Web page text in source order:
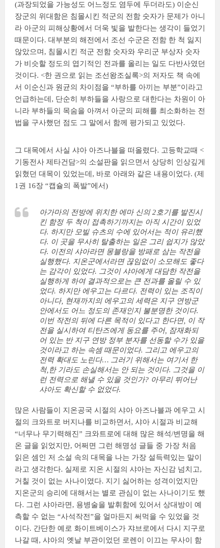
(과장되었을 가능성도 어느정도 염두에 두더라도) 이순신
장군의 위대함은 침몰시킨 적군의 전함 숫자가 문제가 아니
라 아군의 피해상황에서 더욱 빛을 발한다는 생각이 들었기
때문이다. 대부분의 해전에서 조선 수군은 전함 한 척 잃지
않았으며, 침몰시킨 적군 전함 숫자와 우리군 부상자 숫자
가 비슷할 정도의 엽기적인 전과를 올리는 일도 다반사였던
것이다. <한 권으로 읽는 조선왕조실록>의 저자도 책 속에
서 이순신과 원균의 차이점을 “부하를 아끼는 부분”이라고
언급하는데, 단순히 부하들을 사랑으로 대한다는 차원이 아
니라 부하들의 목숨을 아껴서 아군의 피해를 최소화하는 전
법을 구사했던 점도 그 말에서 함께 평가되고 있었다.
그 대목에서 사실 샤아 아즈나블을 떠올렸다. 고등학교때 <
기동전사 제타건담>의 소설판을 읽으면서 상당히 인상깊게
읽혔던 대목이 있었는데, 바로 아래와 같은 내용이었다. (제
1권 16장 “캡슐의 폭발”에서)
아가마의 전방에 위치한 에마 신의 2호기를 발진시
킨 함정 두 척이 접촉하기까지는 아직 시간이 있었
다. 하지만 모빌 슈츠의 수에 있어서는 적이 유리했
다. 이 곳을 무사히 탈출하는 일은 그리 쉽지가 않았
다. 이전의 샤아라면 몽블랑을 방패로 삼는 작전을
실행했다. 지온군에서라면 끊임없이 소모해도 좋다
는 감각이 있었다. 그것이 샤아에게 대담한 작전을
실행하게 하여 결과적으로는 큰 전과를 올릴 수 있
었다. 하지만 에우고는 다르다. 전력이 있는 조직이
아니다, 현재까지의 에우고의 세력은 지구 연방군
안에서도 어느 정도의 존재인지 불분명한 것이다.
이번 작전의 뒤에 다른 목적이 있다고 한다면, 이 작
전을 실시하여 티탄즈에게 동요를 주어, 잠재화되
어 있는 반 지구 연방 정부 분자를 선동할 수가 있을
것이라고 하는 속셈 때문이었다. 그리고 에우고의
전력 확대도 노린다… 그러기 위해서는 여기서 한
척,한 기라도 손실해서는 안 되는 것이다. 그것을 이
런 전력으로 해낼 수 있을 것인가? 아무리 뛰어난
샤아도 확신할 수 없었다.
많은 사람들이 지온공국 시절의 샤아 아즈나블과 에우고 시
절의 크와트로 버지나를 비교하면서, 샤아 시절과 비교해
“너무나 무기력해진” 크와트로에 대해 많은 해석/변명을 해
온 글을 읽었지만, 어쩌면 그런 해명성 글들 중 가장 처음
읽은 셈인 저 소설 속의 대목을 나는 가장 설득력있는 말이
라고 생각한다. 실제로 지온 시절의 샤아는 자신감 넘치고,
거칠 것이 없는 사나이였다. 지기 싫어하는 성격이었지만
지온군의 승리에 대해서는 별로 관심이 없는 사나이기도 했
다. 그런 샤아라면, 용병술을 발휘함에 있어서 상대방이 예
측할 수 없는 “사석작전”을 얼마든지 써먹을 수 있었을 것
이다. 간단한 예로 화이트베이스가 쟈브로에서 다시 지구로
나갈 때, 샤아의 옛날 부관이었던 로렌이 이끄는 무사이 함